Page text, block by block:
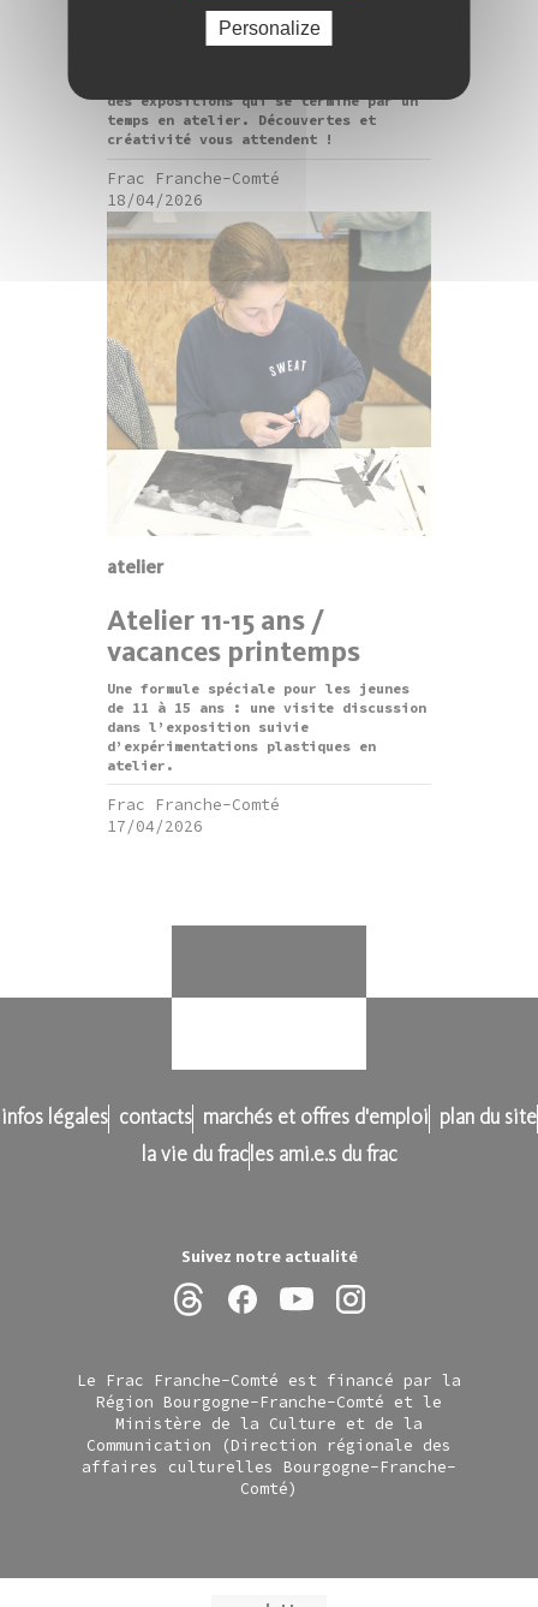
Suivez notre actualité
printemps
des expositions qui se termine par un
temps en atelier. Découvertes et
créativité vous attendent !
Frac Franche-Comté
18/04/2026
atelier
Atelier 11-15 ans /
vacances printemps
Une formule spéciale pour les jeunes
de 11 à 15 ans : une visite discussion
dans l’exposition suivie
d’expérimentations plastiques en
atelier.
Frac Franche-Comté
17/04/2026
infos légales contacts marchés et offres d'emploi
plan du site
la vie du frac les ami.e.s du frac
Le Frac Franche-Comté est financé par la
Région Bourgogne-Franche-Comté et le
Ministère de la Culture et de la
Communication (Direction régionale des
affaires culturelles Bourgogne-Franche-
Comté)
Personalize